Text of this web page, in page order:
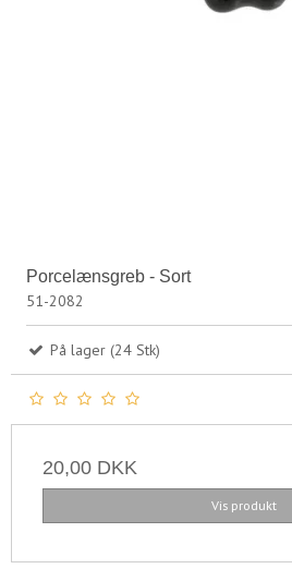
Porcelænsgreb - Sort
51-2082
På lager (24 Stk)
20,00 DKK
Vis produkt